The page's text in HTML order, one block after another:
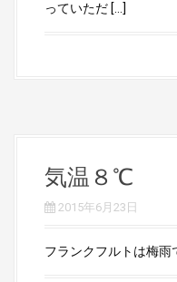
っていただ […]
気温８℃
2015年6月23日
フランクフルトは梅